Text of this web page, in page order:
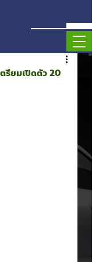
รียมเปิดตัว 20